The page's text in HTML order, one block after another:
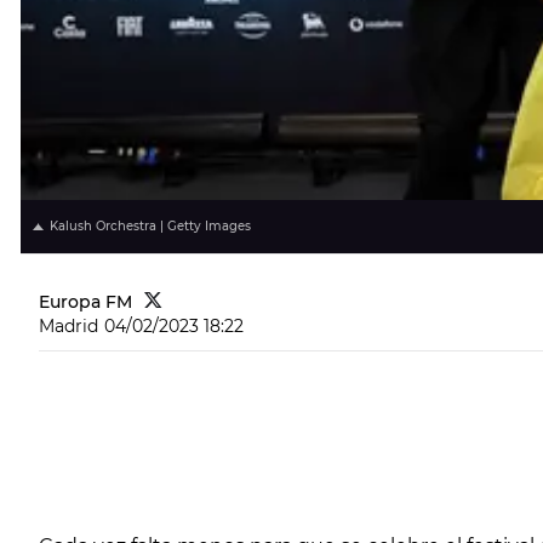
Kalush Orchestra | Getty Images
Europa FM
Madrid 04/02/2023 18:22